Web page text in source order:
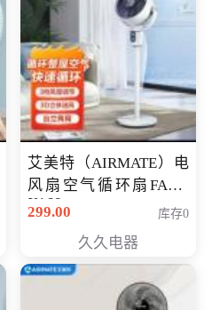
艾美特（AIRMATE）电
风扇空气循环扇FA18-
X168
299.00 库存0
久久电器